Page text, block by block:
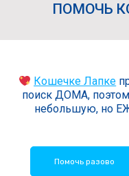
ПОМОЧЬ
Кошечке Лапке
поиск ДОМА,
небольшую, но
Помочь разово